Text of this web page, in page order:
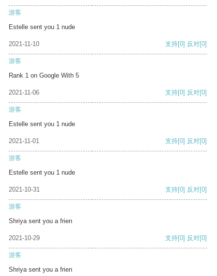
游客
Estelle sent you 1 nude
2021-11-10 支持[0] 反对[0]
游客
Rank 1 on Google With 5
2021-11-06 支持[0] 反对[0]
游客
Estelle sent you 1 nude
2021-11-01 支持[0] 反对[0]
游客
Estelle sent you 1 nude
2021-10-31 支持[0] 反对[0]
游客
Shriya sent you a frien
2021-10-29 支持[0] 反对[0]
游客
Shriya sent you a frien